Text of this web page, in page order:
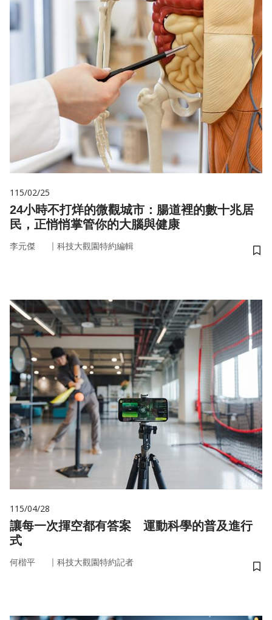
115/02/25
24小時不打烊的微觀城市：腸道裡的數十兆居
民，正悄悄掌管你的大腦與健康
李元傑 ｜ 科技大觀園特約編輯
儲
115/04/28
讓每一次揮空都有答案 運動科學的普及進行
式
何楷平 ｜ 科技大觀園特約記者
儲